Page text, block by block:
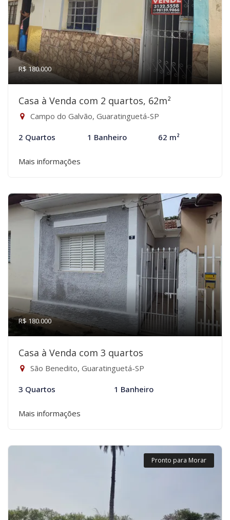
R$ 180.000
Casa à Venda com 2 quartos, 62m²
Campo do Galvão, Guaratinguetá-SP
2 Quartos 1 Banheiro 62 m²
Mais informações
R$ 180.000
Casa à Venda com 3 quartos
São Benedito, Guaratinguetá-SP
3 Quartos 1 Banheiro
Mais informações
Pronto para Morar